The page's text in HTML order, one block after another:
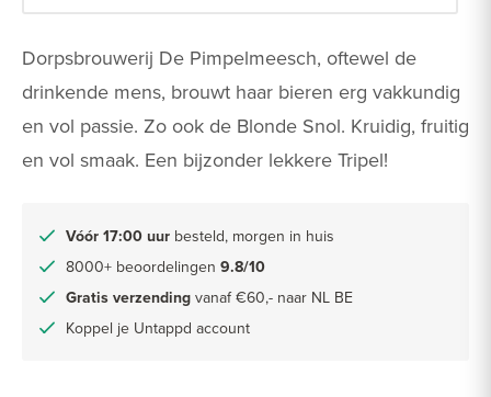
Dorpsbrouwerij De Pimpelmeesch, oftewel de
drinkende mens, brouwt haar bieren erg vakkundig
en vol passie. Zo ook de Blonde Snol. Kruidig, fruitig
en vol smaak. Een bijzonder lekkere Tripel!
Vóór 17:00 uur besteld, morgen in huis
8000+ beoordelingen 9.8/10
Gratis verzending vanaf €60,- naar NL BE
Koppel je Untappd account